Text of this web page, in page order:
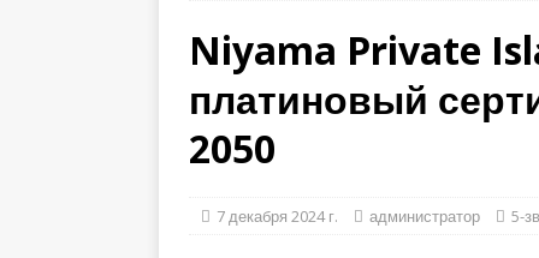
[ Ноябрь 21, 2025 ]
СПЕЦИАЛЬНЫЕ
СПЕЦИАЛЬНЫЕ
Niyama Private
платиновый
2050
7 декабря 2024 г. администратор 5-